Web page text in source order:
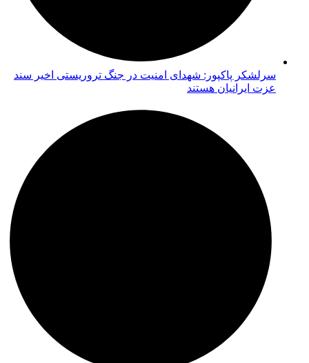
سرلشکر پاکپور: شهدای امنیت در جنگ تروریستی اخیر سند
عزت ایرانیان هستند